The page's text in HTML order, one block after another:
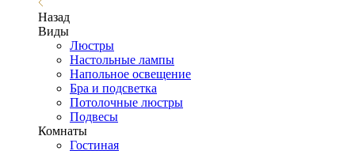
Назад
Виды
Люстры
Настольные лампы
Напольное освещение
Бра и подсветка
Потолочные люстры
Подвесы
Комнаты
Гостиная